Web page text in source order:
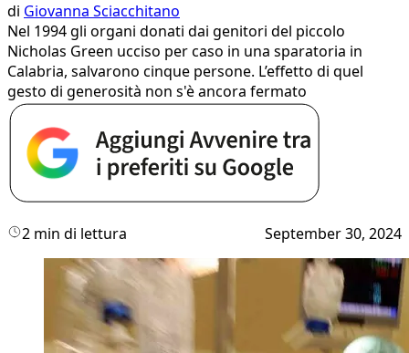
di Giovanna Sciacchitano
Nel 1994 gli organi donati dai genitori del piccolo
Nicholas Green ucciso per caso in una sparatoria in
Calabria, salvarono cinque persone. L’effetto di quel
gesto di generosità non s'è ancora fermato
2 min di lettura September 30, 2024